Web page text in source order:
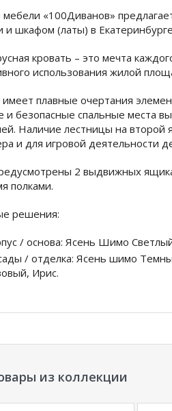
мебели «100Диванов»
и шкафом (латы) в
кровать – это мечта
использования жилой
имеет плавные очертания
и безопасные спальные места
Наличие лестницы на второй
и для игровой деятельности
2 выдвижных
полками.
решения:
/ основа: Ясень Шимо
/ отделка: Ясень шимо
Ирис.
для 2-х яр. кровати МАЯ
из коллекции